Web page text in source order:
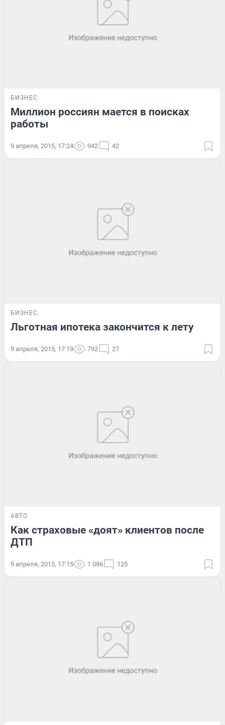
БИЗНЕС
Миллион россиян мается в поисках
работы
9 апреля, 2015, 17:24 942 42
БИЗНЕС
Льготная ипотека закончится к лету
9 апреля, 2015, 17:19 792 27
АВТО
Как страховые «доят» клиентов после
ДТП
9 апреля, 2015, 17:15 1 086 125